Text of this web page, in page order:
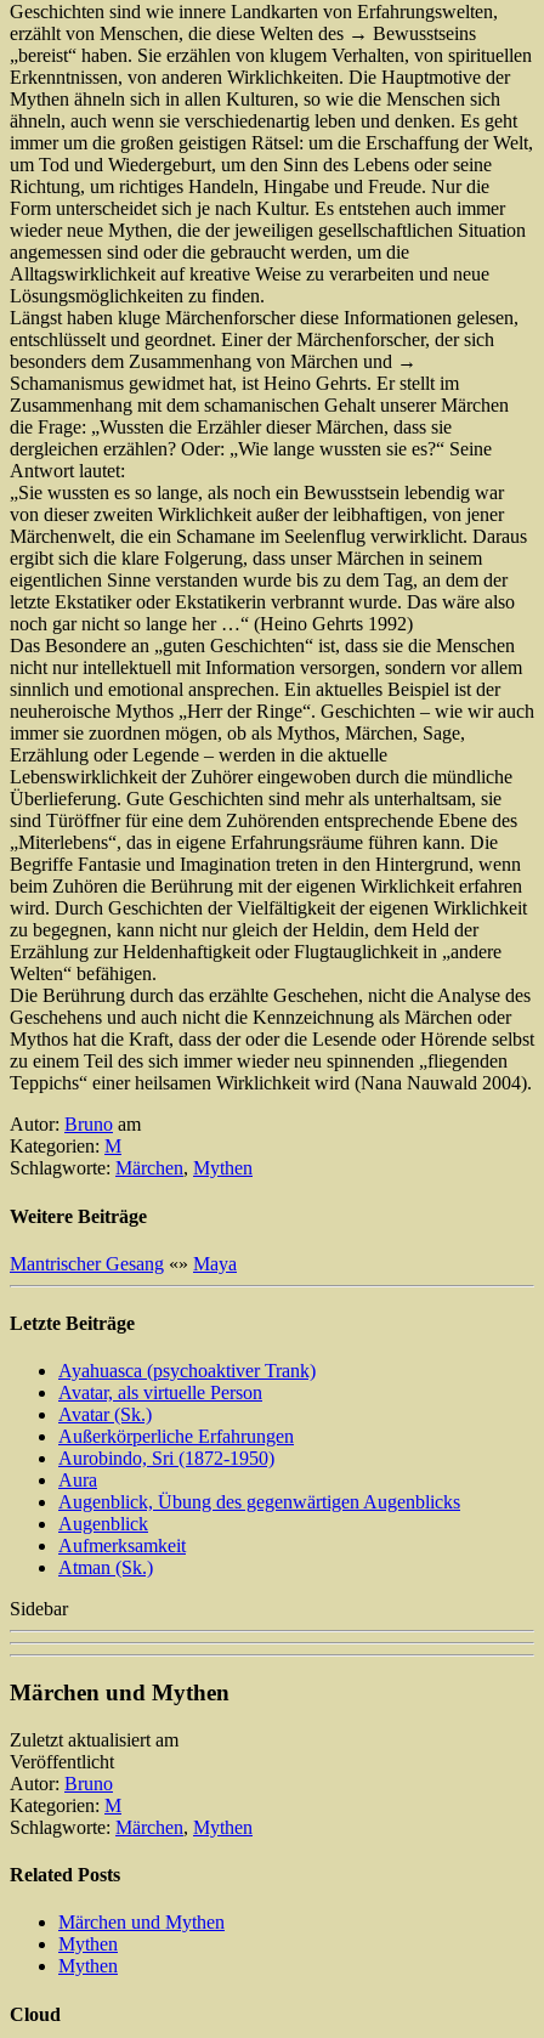
Geschichten sind wie innere Landkarten von Erfahrungswelten,
erzählt von Menschen, die diese Welten des → Bewusstseins
„bereist“ haben. Sie erzählen von klugem Verhalten, von spirituellen
Erkenntnissen, von anderen Wirklichkeiten. Die Hauptmotive der
Mythen ähneln sich in allen Kulturen, so wie die Menschen sich
ähneln, auch wenn sie verschiedenartig leben und denken. Es geht
immer um die großen geistigen Rätsel: um die Erschaffung der Welt,
um Tod und Wiedergeburt, um den Sinn des Lebens oder seine
Richtung, um richtiges Handeln, Hingabe und Freude. Nur die
Form unterscheidet sich je nach Kultur. Es entstehen auch immer
wieder neue Mythen, die der jeweiligen gesellschaftlichen Situation
angemessen sind oder die gebraucht werden, um die
Alltagswirklichkeit auf kreative Weise zu verarbeiten und neue
Lösungsmöglichkeiten zu finden.
Längst haben kluge Märchenforscher diese Informationen gelesen,
entschlüsselt und geordnet. Einer der Märchenforscher, der sich
besonders dem Zusammenhang von Märchen und →
Schamanismus gewidmet hat, ist Heino Gehrts. Er stellt im
Zusammenhang mit dem schamanischen Gehalt unserer Märchen
die Frage: „Wussten die Erzähler dieser Märchen, dass sie
dergleichen erzählen? Oder: „Wie lange wussten sie es?“ Seine
Antwort lautet:
„Sie wussten es so lange, als noch ein Bewusstsein lebendig war
von dieser zweiten Wirklichkeit außer der leibhaftigen, von jener
Märchenwelt, die ein Schamane im Seelenflug verwirklicht. Daraus
ergibt sich die klare Folgerung, dass unser Märchen in seinem
eigentlichen Sinne verstanden wurde bis zu dem Tag, an dem der
letzte Ekstatiker oder Ekstatikerin verbrannt wurde. Das wäre also
noch gar nicht so lange her …“ (Heino Gehrts 1992)
Das Besondere an „guten Geschichten“ ist, dass sie die Menschen
nicht nur intellektuell mit Information versorgen, sondern vor allem
sinnlich und emotional ansprechen. Ein aktuelles Beispiel ist der
neuheroische Mythos „Herr der Ringe“. Geschichten – wie wir auch
immer sie zuordnen mögen, ob als Mythos, Märchen, Sage,
Erzählung oder Legende – werden in die aktuelle
Lebenswirklichkeit der Zuhörer eingewoben durch die mündliche
Überlieferung. Gute Geschichten sind mehr als unterhaltsam, sie
sind Türöffner für eine dem Zuhörenden entsprechende Ebene des
„Miterlebens“, das in eigene Erfahrungsräume führen kann. Die
Begriffe Fantasie und Imagination treten in den Hintergrund, wenn
beim Zuhören die Berührung mit der eigenen Wirklichkeit erfahren
wird. Durch Geschichten der Vielfältigkeit der eigenen Wirklichkeit
zu begegnen, kann nicht nur gleich der Heldin, dem Held der
Erzählung zur Heldenhaftigkeit oder Flugtauglichkeit in „andere
Welten“ befähigen.
Die Berührung durch das erzählte Geschehen, nicht die Analyse des
Geschehens und auch nicht die Kennzeichnung als Märchen oder
Mythos hat die Kraft, dass der oder die Lesende oder Hörende selbst
zu einem Teil des sich immer wieder neu spinnenden „fliegenden
Teppichs“ einer heilsamen Wirklichkeit wird (Nana Nauwald 2004).
Autor: Bruno am
Kategorien: M
Schlagworte: Märchen, Mythen
Weitere Beiträge
Mantrischer Gesang «» Maya
Letzte Beiträge
Ayahuasca (psychoaktiver Trank)
Avatar, als virtuelle Person
Avatar (Sk.)
Außerkörperliche Erfahrungen
Aurobindo, Sri (1872-1950)
Aura
Augenblick, Übung des gegenwärtigen Augenblicks
Augenblick
Aufmerksamkeit
Atman (Sk.)
Sidebar
Märchen und Mythen
Zuletzt aktualisiert am
Veröffentlicht
Autor: Bruno
Kategorien: M
Schlagworte: Märchen, Mythen
Related Posts
Märchen und Mythen
Mythen
Mythen
Cloud